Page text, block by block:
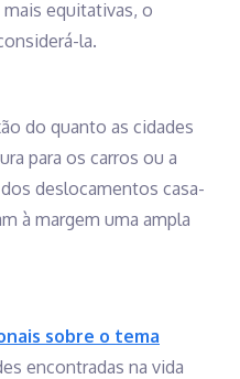
mais equitativas, o
la.
do quanto as cidades
para os carros ou a
deslocamentos casa-
à margem uma ampla
sobre o tema
encontradas na vida